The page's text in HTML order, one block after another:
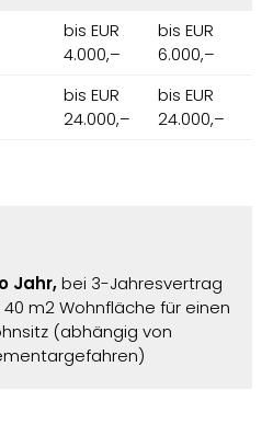
bis EUR
4.000,–
bis EUR
6.000,–
bis EUR
24.000,–
bis EUR
24.000,–
Jahr,bei 3-Jahresvertrag
m2 Wohnfläche für einen
(abhängig von